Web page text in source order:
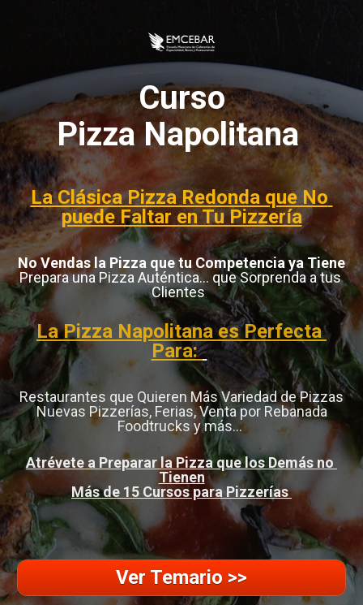
Curso
Pizza Napolitana
La Clásica Pizza Redonda que No
puede Faltar en Tu Pizzería
No Vendas la Pizza que tu Competencia ya Tiene
Prepara una Pizza Auténtica... que Sorprenda a tus
Clientes
La Pizza Napolitana es Perfecta
Para:
Restaurantes que Quieren Más Variedad de Pizzas
Nuevas Pizzerías, Ferias, Venta por Rebanada
Foodtrucks y más...
Atrévete a Preparar la Pizza que los Demás no
Tienen
Más de 15 Cursos para Pizzerías
Ver Temario >>